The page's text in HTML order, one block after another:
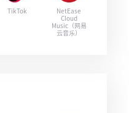
TikTok
NetEase
Cloud
Music（网易
云音乐）